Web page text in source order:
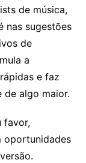
de música,
nas sugestões
de
a
e faz
de algo maior.
favor,
oportunidades